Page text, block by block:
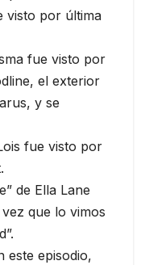
visto por última
fue visto por
el exterior
y se
fue visto por
de Ella Lane
que lo vimos
este episodio,